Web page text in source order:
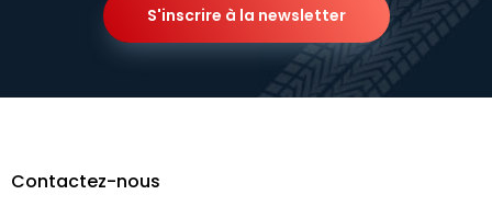
S'inscrire à la newsletter
Contactez-nous